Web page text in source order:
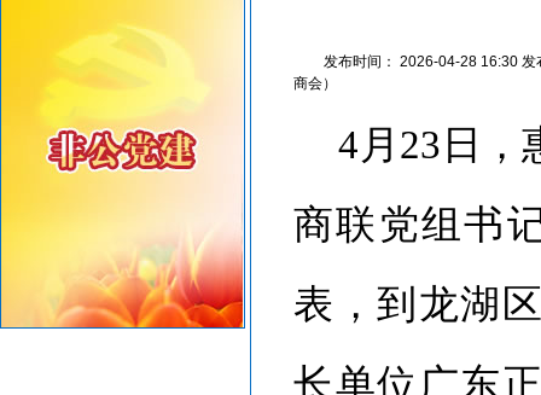
发布时间： 2026-04-28 16:30 发
商会）
4月23日，
商联党组书
表，到龙湖
长单位广东